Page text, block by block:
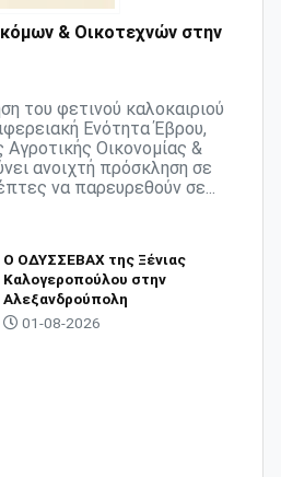
& Οικοτεχνών στην
του φετινού καλοκαιριού
Ενότητα Έβρου,
Οικονομίας &
ανοιχτή πρόσκληση σε
να παρευρεθούν σε...
O ΟΔΥΣΣΕΒΑΧ της Ξένιας
Καλογεροπούλου στην
Αλεξανδρούπολη
01-08-2026